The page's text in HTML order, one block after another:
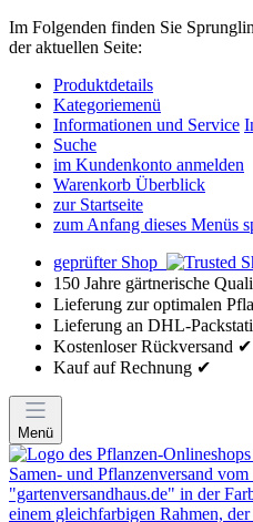
Im Folgenden finden Sie
der aktuellen Seite:
Produktdetails
Kategoriemenü
Informationen und Service
Suche
im Kundenkonto anmelden
Warenkorb Überblick
zur Startseite
zum Anfang dieses Menüs
geprüfter Shop
150 Jahre gärtnerische
Lieferung zur optimalen
Lieferung an DHL-
Kostenloser Rückversand ✔
Kauf auf Rechnung ✔
Menü